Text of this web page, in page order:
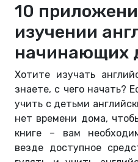
10
изучении
начинающих
Хотите изучать
знаете, с чего начать?
учить с детьми
нет времени дома,
книге – вам
везде доступное